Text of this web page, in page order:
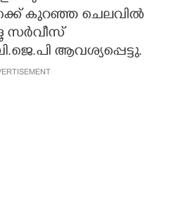
കുറഞ്ഞ ചെലവിൽ
സർവീസ്
ആവശ്യപ്പെട്ടു.